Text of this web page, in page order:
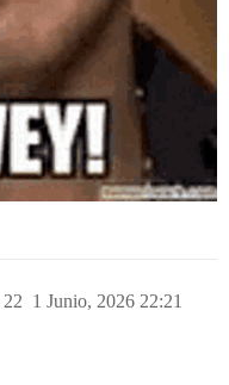
1 Junio, 2026 22:21
22